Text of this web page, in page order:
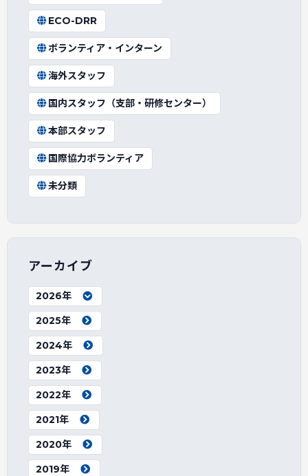
ECO-DRR
ボランティア・インターン
海外スタッフ
国内スタッフ（支部・研修センター）
本部スタッフ
国際協力ボランティア
未分類
アーカイブ
2026年
2025年
2024年
2023年
2022年
2021年
2020年
2019年